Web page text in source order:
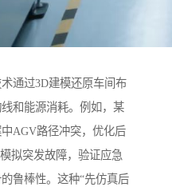
通过3D建模还原车间布
和能源消耗。例如，某
AGV路径冲突，优化后
拟突发故障，验证应急
鲁棒性。这种“先仿真后